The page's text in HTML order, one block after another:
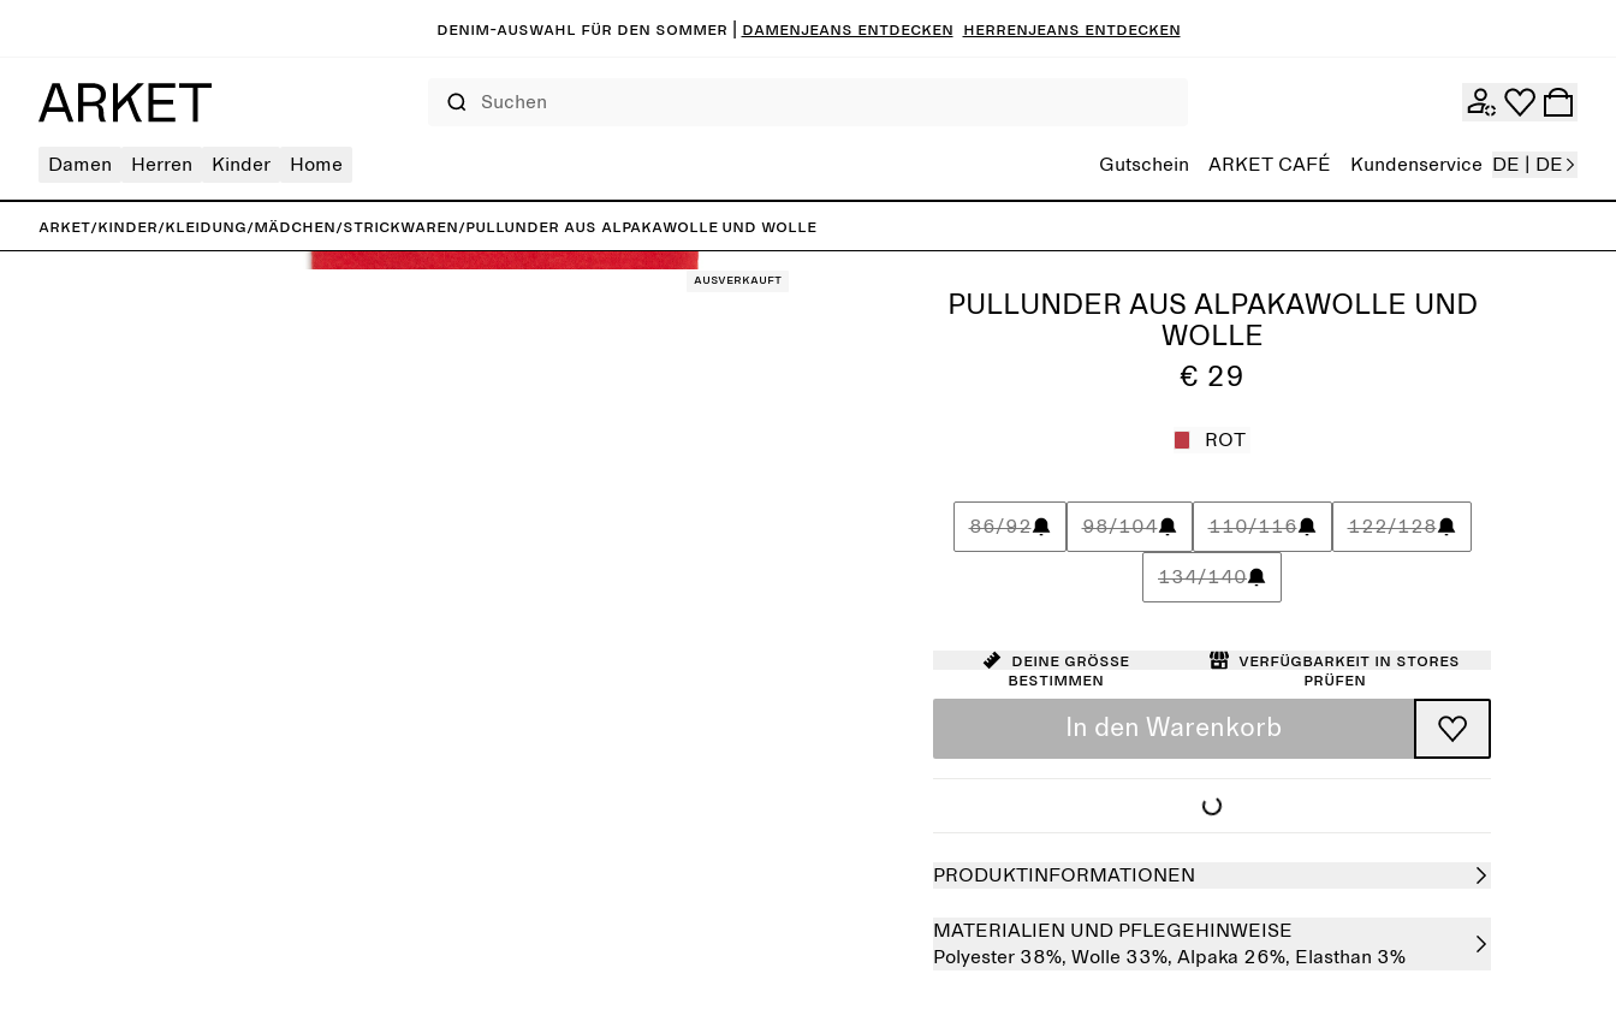
Denim-Auswahl für den Sommer | Damenjeans entdecken Herrenjeans entdecken
Damen Herren Kinder Home Gutschein ARKET CAFÉ Kundenservice DE | DE
ARKET/Kinder/Kleidung/Mädchen/Strickwaren/Pullunder aus Alpakawolle und Wolle
Ausverkauft
PULLUNDER AUS ALPAKAWOLLE UND
WOLLE
€ 29
ROT
86/92 98/104 110/116 122/128
134/140
Deine Größe
bestimmen
Verfügbarkeit in Stores
prüfen
In den Warenkorb
PRODUKTINFORMATIONEN
MATERIALIEN UND PFLEGEHINWEISE
Polyester 38%, Wolle 33%, Alpaka 26%, Elasthan 3%